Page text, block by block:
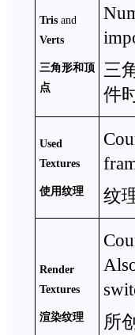
Tris and
Verts
三角形和顶
点
三
件
Used
Textures
使用纹理
纹
Render
Textures
渲染纹理
所